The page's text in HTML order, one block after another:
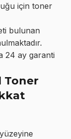
için toner
bulunan
24 ay garanti
Toner